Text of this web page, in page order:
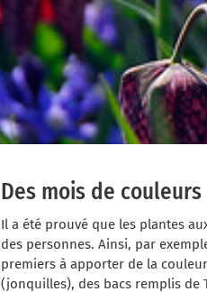
Des mois de couleurs
Il a été prouvé que les plantes
des personnes. Ainsi, par
premiers à apporter de la
(jonquilles), des bacs remplis de